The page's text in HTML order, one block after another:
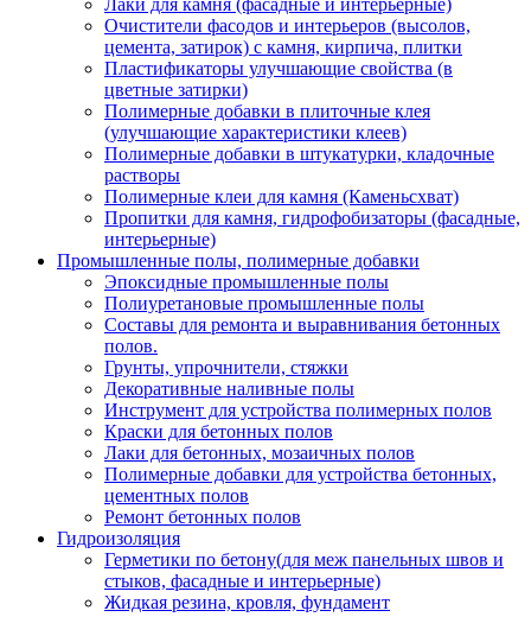
Очистители фасодов и интерьеров (высолов,
цемента, затирок) с камня, кирпича, плитки
Пластификаторы улучшающие свойства (в
цветные затирки)
Полимерные добавки в плиточные клея
(улучшающие характеристики клеев)
Полимерные добавки в штукатурки, кладочные
растворы
Полимерные клеи для камня (Каменьсхват)
Пропитки для камня, гидрофобизаторы (фасадные,
интерьерные)
Промышленные полы, полимерные добавки
Эпоксидные промышленные полы
Полиуретановые промышленные полы
Составы для ремонта и выравнивания бетонных
полов.
Грунты, упрочнители, стяжки
Декоративные наливные полы
Инструмент для устройства полимерных полов
Краски для бетонных полов
Лаки для бетонных, мозаичных полов
Полимерные добавки для устройства бетонных,
цементных полов
Ремонт бетонных полов
Гидроизоляция
Герметики по бетону(для меж панельных швов и
стыков, фасадные и интерьерные)
Жидкая резина, кровля, фундамент